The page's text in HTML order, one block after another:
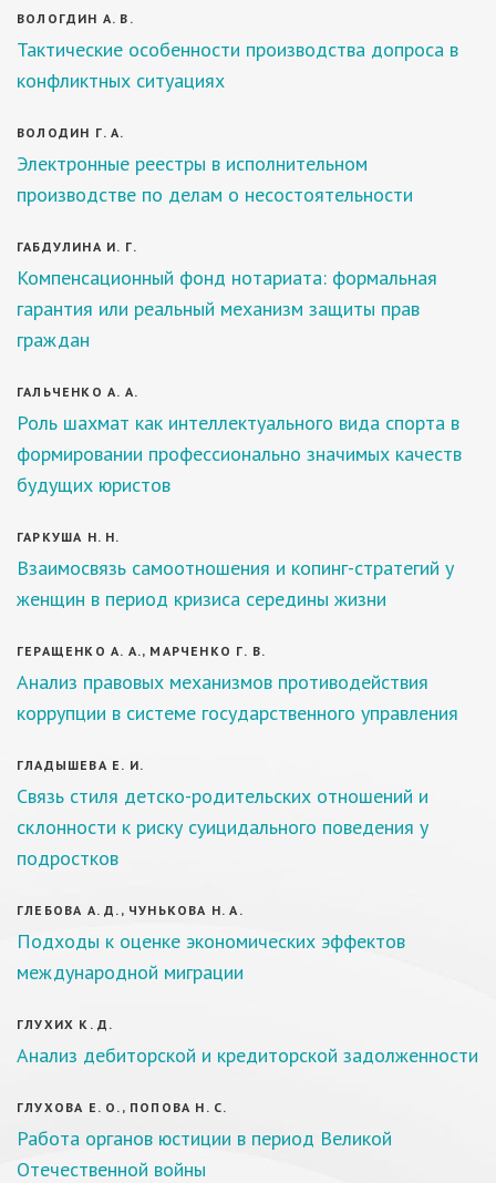
ВОЛОГДИН А. В.
Тактические особенности производства допроса в
конфликтных ситуациях
ВОЛОДИН Г. А.
Электронные реестры в исполнительном
производстве по делам о несостоятельности
ГАБДУЛИНА И. Г.
Компенсационный фонд нотариата: формальная
гарантия или реальный механизм защиты прав
граждан
ГАЛЬЧЕНКО А. А.
Роль шахмат как интеллектуального вида спорта в
формировании профессионально значимых качеств
будущих юристов
ГАРКУША Н. Н.
Взаимосвязь самоотношения и копинг-стратегий у
женщин в период кризиса середины жизни
ГЕРАЩЕНКО А. А., МАРЧЕНКО Г. В.
Анализ правовых механизмов противодействия
коррупции в системе государственного управления
ГЛАДЫШЕВА Е. И.
Связь стиля детско-родительских отношений и
склонности к риску суицидального поведения у
подростков
ГЛЕБОВА А. Д., ЧУНЬКОВА Н. А.
Подходы к оценке экономических эффектов
международной миграции
ГЛУХИХ К. Д.
Анализ дебиторской и кредиторской задолженности
ГЛУХОВА Е. О., ПОПОВА Н. С.
Работа органов юстиции в период Великой
Отечественной войны